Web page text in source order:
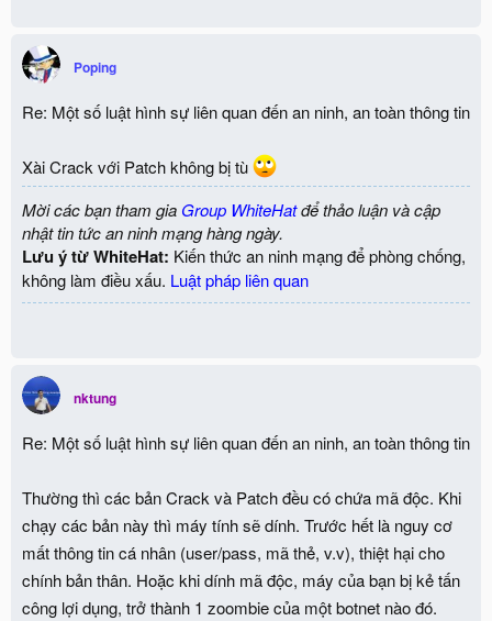
Poping
Re: Một số luật hình sự liên quan đến an ninh, an toàn thông tin
Xài Crack với Patch không bị tù
Mời các bạn tham gia Group WhiteHatđể thảo luận và cập
nhật tin tức an ninh mạng hàng ngày.
Lưu ý từ WhiteHat: Kiến thức an ninh mạng để phòng chống,
không làm điều xấu. Luật pháp liên quan
nktung
Re: Một số luật hình sự liên quan đến an ninh, an toàn thông tin
Thường thì các bản Crack và Patch đều có chứa mã độc. Khi
chạy các bản này thì máy tính sẽ dính. Trước hết là nguy cơ
mất thông tin cá nhân (user/pass, mã thẻ, v.v), thiệt hại cho
chính bản thân. Hoặc khi dính mã độc, máy của bạn bị kẻ tấn
công lợi dụng, trở thành 1 zoombie của một botnet nào đó.